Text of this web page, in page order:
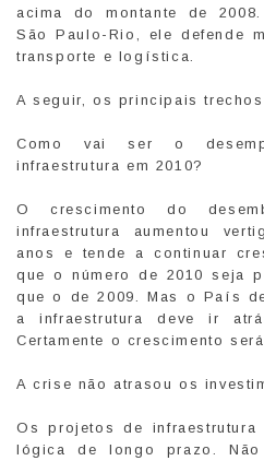
acima do montante de
São Paulo-Rio, ele defende
transporte e logística.
A seguir, os principais trechos
Como vai ser o
infraestrutura em 2010?
O crescimento do
infraestrutura aumentou
anos e tende a continuar
que o número de 2010 seja
que o de 2009. Mas o País
a infraestrutura deve ir
Certamente o crescimento
A crise não atrasou os
Os projetos de infraestrutura
lógica de longo prazo.